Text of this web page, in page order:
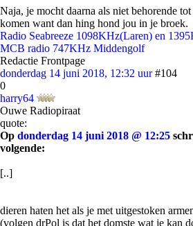
Naja, je mocht daarna als niet behorende
komen want dan hing hond jou in je broek.
Radio Seabreeze 1098KHz(Laren) en
MCB radio 747KHz Middengolf
Redactie Frontpage
donderdag 14 juni 2018, 12:32 uur #104
0
harry64
Ouwe Radiopiraat
quote:
Op donderdag 14 juni 2018 @ 12:25
volgende:
[..]
dieren haten het als je met uitgestoken
(volgen drPol is dat het domste wat je kan